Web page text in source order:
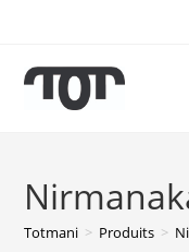
Totmani > Produits >